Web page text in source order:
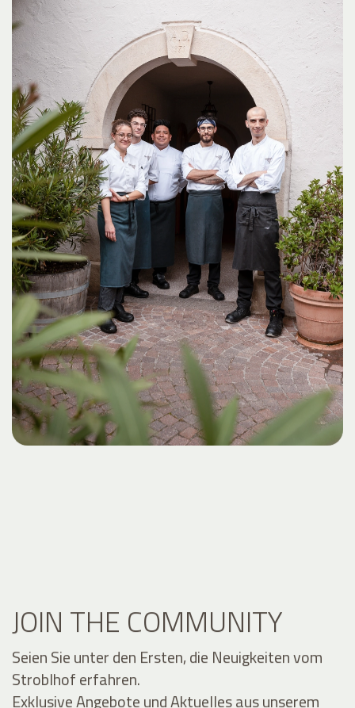
JOIN THE COMMUNITY
Seien Sie unter den Ersten, die Neuigkeiten vom
Stroblhof erfahren.
Exklusive Angebote und Aktuelles aus unserem